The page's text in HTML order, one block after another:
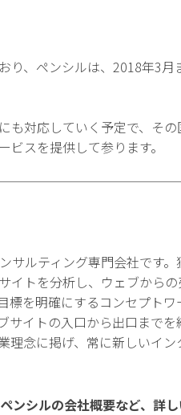
り、ペンシルは、2018年3
対応していく予定で、そ
スを提供して参ります。
サルティング専門会社です
イトを分析し、ウェブから
を明確にするコンセプトワ
イトの入口から出口まで
理念に掲げ、常に新しいイ
ペンシルの会社概要など、詳